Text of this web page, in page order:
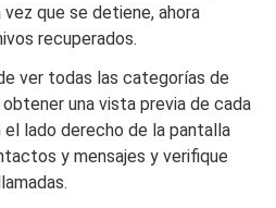
que se detiene, ahora
recuperados.
ver todas las categorías de
una vista previa de cada
lado derecho de la pantalla
y mensajes y verifique